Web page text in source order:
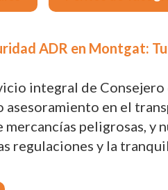
ADR en Montgat:
integral de
asesoramiento en el
peligrosas, y
regulaciones y la